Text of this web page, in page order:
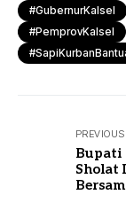
#GubernurKalsel
#PemprovKalsel
Bupati
Sholat